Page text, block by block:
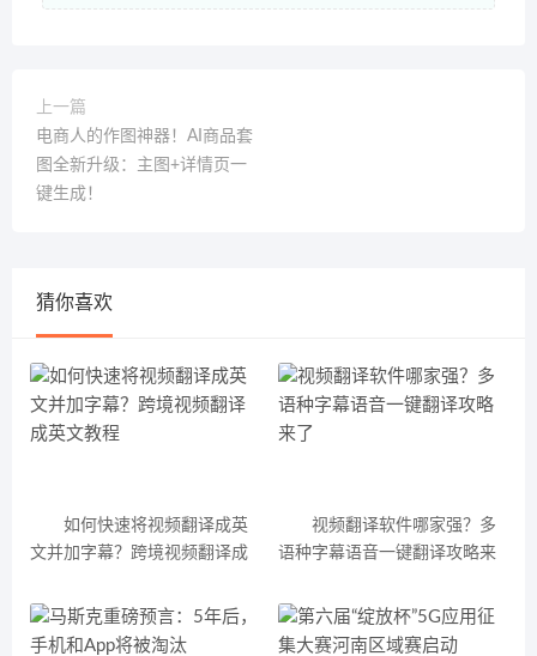
上一篇
电商人的作图神器！AI商品套
图全新升级：主图+详情页一
键生成！
猜你喜欢
如何快速将视频翻译成英
文并加字幕？跨境视频翻译成
视频翻译软件哪家强？多
语种字幕语音一键翻译攻略来